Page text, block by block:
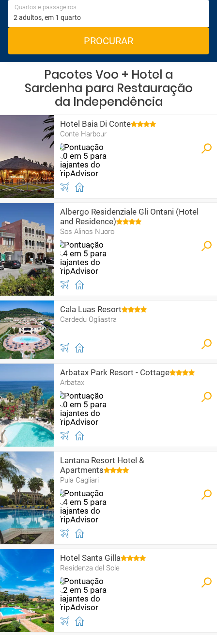
Quartos e passageiros
PROCURAR
Pacotes Voo + Hotel a
Sardenha para Restauração
da Independência
Hotel Baia Di Conte
Conte Harbour
Albergo Residenziale Gli Ontani (Hotel
and Residence)
Sos Alinos Nuoro
Cala Luas Resort
Cardedu Ogliastra
Arbatax Park Resort - Cottage
Arbatax
Lantana Resort Hotel &
Apartments
Pula Cagliari
Hotel Santa Gilla
Residenza del Sole